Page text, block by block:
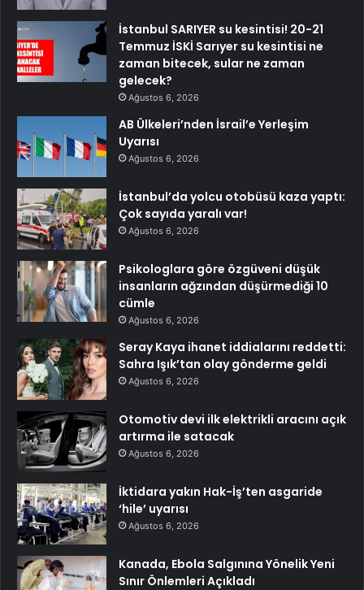
İstanbul SARIYER su kesintisi! 20-21
Temmuz İSKİ Sarıyer su kesintisi ne
zaman bitecek, sular ne zaman
gelecek?
Ağustos 6, 2026
AB Ülkeleri’nden İsrail’e Yerleşim
Uyarısı
Ağustos 6, 2026
İstanbul’da yolcu otobüsü kaza yaptı:
Çok sayıda yaralı var!
Ağustos 6, 2026
Psikologlara göre özgüveni düşük
insanların ağzından düşürmediği 10
cümle
Ağustos 6, 2026
Seray Kaya ihanet iddialarını reddetti:
Sahra Işık’tan olay gönderme geldi
Ağustos 6, 2026
Otomotiv devi ilk elektrikli aracını açık
artırma ile satacak
Ağustos 6, 2026
İktidara yakın Hak-İş’ten asgaride
‘hile’ uyarısı
Ağustos 6, 2026
Kanada, Ebola Salgınına Yönelik Yeni
Sınır Önlemleri Açıkladı